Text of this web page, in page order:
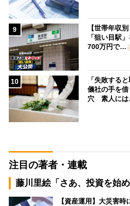
9
【世帯年収
「狙い目駅
700万円で…
10
「失敗する
儀社の手を
穴 素人に
注目の著者・連載
藤川里絵「さあ、投資を始め
【資産運用】大災害